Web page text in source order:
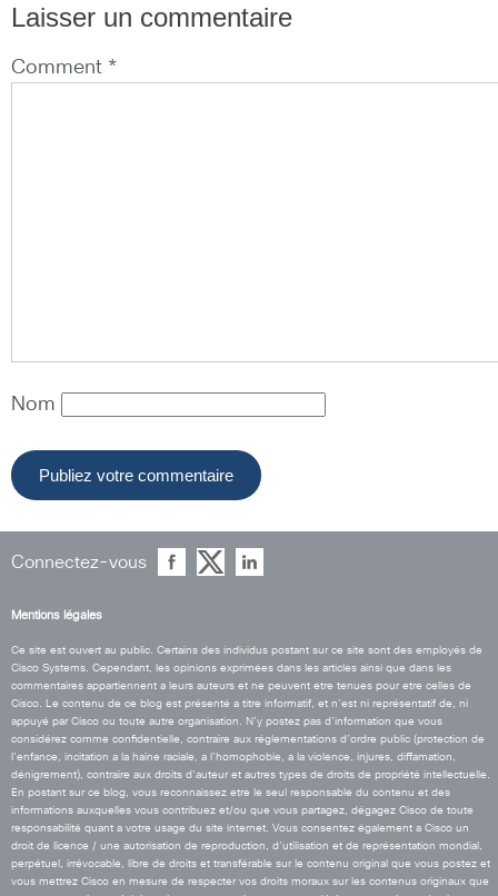
Laisser un commentaire
Comment *
Nom
Connectez-vous
Mentions légales
Ce site est ouvert au public. Certains des individus postant sur ce site sont des employés de
Cisco Systems. Cependant, les opinions exprimées dans les articles ainsi que dans les
commentaires appartiennent a leurs auteurs et ne peuvent etre tenues pour etre celles de
Cisco. Le contenu de ce blog est présenté a titre informatif, et n’est ni représentatif de, ni
appuyé par Cisco ou toute autre organisation. N’y postez pas d’information que vous
considérez comme confidentielle, contraire aux réglementations d’ordre public (protection de
l’enfance, incitation a la haine raciale, a l’homophobie, a la violence, injures, diffamation,
dénigrement), contraire aux droits d’auteur et autres types de droits de propriété intellectuelle.
En postant sur ce blog, vous reconnaissez etre le seul responsable du contenu et des
informations auxquelles vous contribuez et/ou que vous partagez, dégagez Cisco de toute
responsabilité quant a votre usage du site internet. Vous consentez également a Cisco un
droit de licence / une autorisation de reproduction, d’utilisation et de représentation mondial,
perpétuel, irrévocable, libre de droits et transférable sur le contenu original que vous postez et
vous mettrez Cisco en mesure de respecter vos droits moraux sur les contenus originaux que